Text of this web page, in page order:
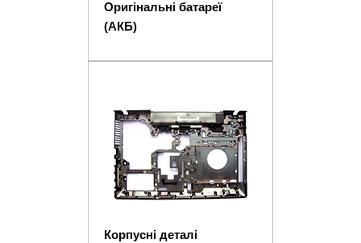
Оригінальні батареї
(АКБ)
Корпусні деталі